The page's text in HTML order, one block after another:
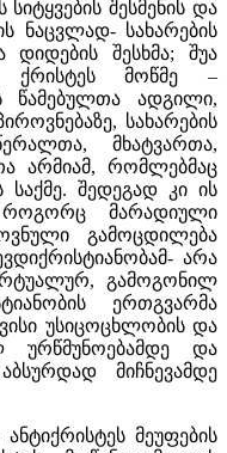
შესმენის და
ნაცვლად- სახარების
დიდების შესხმა; შუა
ქრისტეს მოწმე –
წამებულთა ადგილი,
სახარების
მხატვართა,
რომლებმაც
საქმე. შედეგად კი ის
მარადიული
გამოცდილება
არა
გამოგონილ
ერთგვარმა
უსიცოცხლობის და
ურწმუნოებამდე და
მიჩნევამდე
მეუფების